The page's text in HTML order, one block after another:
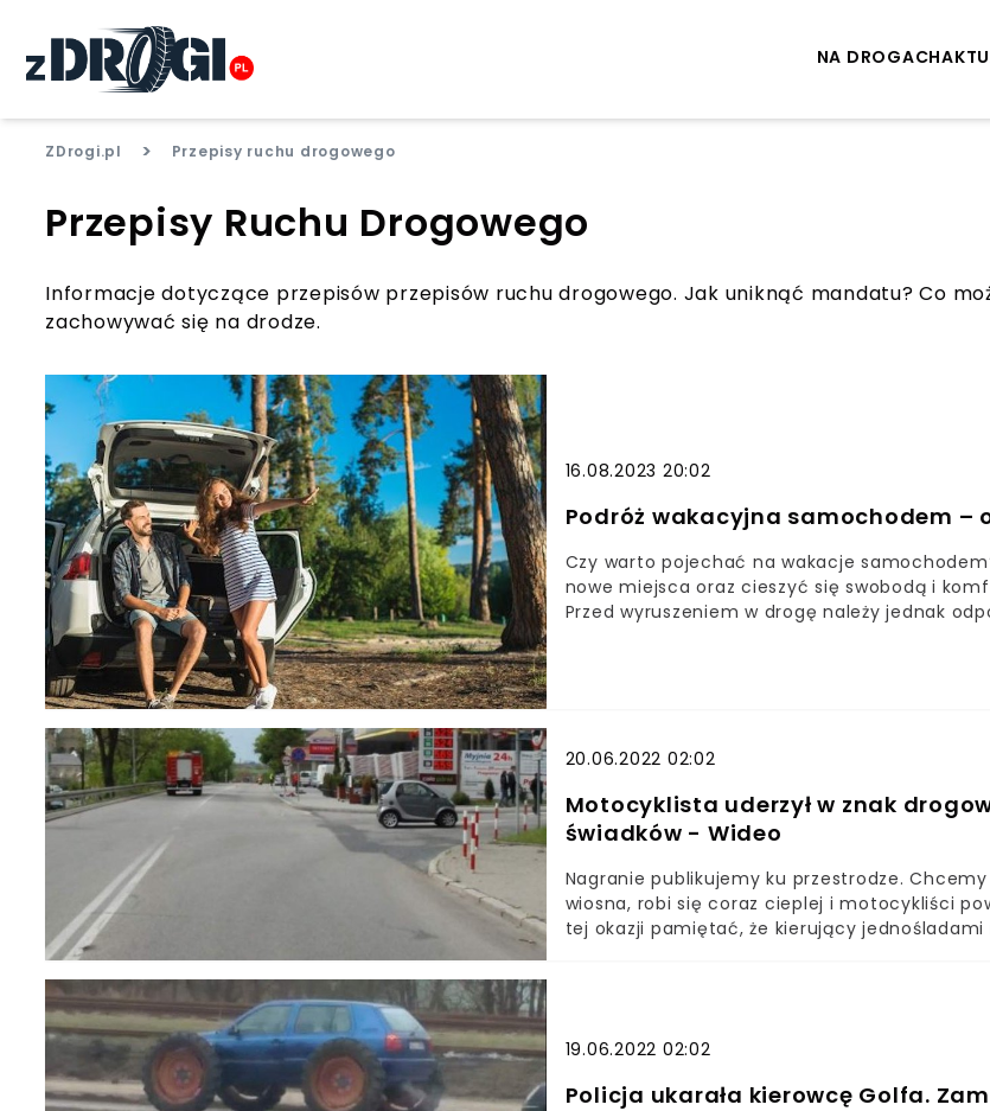
NA DROGACH
ZDrogi.pl > Przepisy ruchu drogowego
Przepisy Ruchu Drogowego
Informacje dotyczące przepisów przepisów ruchu drogowego. Jak uniknąć mandatu? Co
zachowywać się na drodze.
16.08.2023 20:02
Podróż wakacyjna samochodem –
Czy warto pojechać na wakacje
nowe miejsca oraz cieszyć się swobodą i
Przed wyruszeniem w drogę należy jednak
20.06.2022 02:02
Motocyklista uderzył w znak
świadków - Wideo
Nagranie publikujemy ku przestrodze.
wiosna, robi się coraz cieplej i motocykliści
tej okazji pamiętać, że kierujący
19.06.2022 02:02
Policja ukarała kierowcę Golfa.